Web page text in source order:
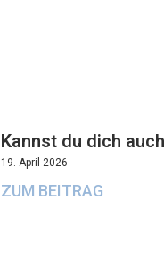
Kannst du dich
19. April 2026
ZUM BEITRAG